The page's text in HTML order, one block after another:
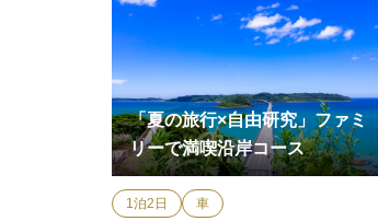
「夏の旅行×自由研究」ファミ
リーで満喫沿岸コース
1泊2日 車